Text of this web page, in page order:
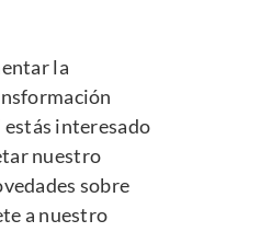
la
estás interesado
nuestro
sobre
a nuestro